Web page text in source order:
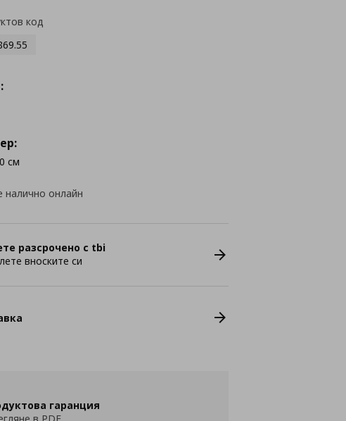
код
см
налично онлайн
разсрочено с tbi
вноските си
гаранция